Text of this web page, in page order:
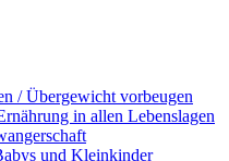
/ Übergewicht vorbeugen
in allen Lebenslagen
und Kleinkinder